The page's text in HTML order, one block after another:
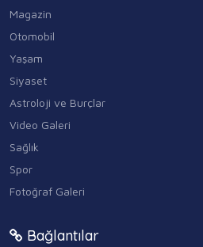
Magazin
Otomobil
Yaşam
Siyaset
Astroloji ve Burçlar
Video Galeri
Sağlık
Spor
Fotoğraf Galeri
Bağlantılar